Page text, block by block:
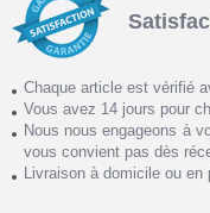
Chaque article est vérifié
Vous avez 14 jours pour
Nous nous engageons à
vous convient pas dès
Livraison à domicile ou